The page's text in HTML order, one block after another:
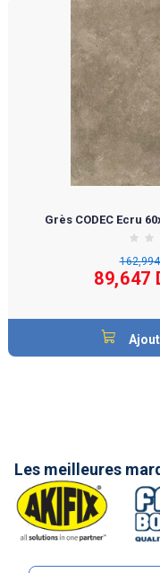
Grès CODEC Ecru
89,647
Les meilleures